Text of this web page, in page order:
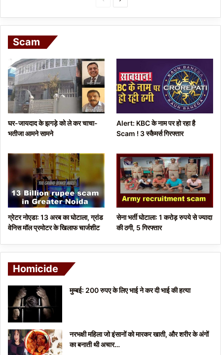
e
u
p
e
x
g
e
Scam
घर-जायदाद के झगड़े को ले कर चाचा-
भतीजा आमने सामने
Alert: KBC के नाम पर हो रहा है
Scam ! 3 स्कैमर्स गिरफ्तार
ग्रेटर नोएडा: 13 अरब का घोटाला, ग्रांड
वेनिस मॉल प्रमोटर के खिलाफ चार्जशीट
सेना भर्ती घोटाला: 1 करोड़ रुपये से ज्यादा
की ठगी, 5 गिरफ्तार
Homicide
मुम्बई: 200 रुपए के लिए भाई ने कर दी भाई की हत्या
नरभक्षी महिला जो इंसानों को मारकर खाती, और शरीर के अंगों
का बनाती थी अचार…